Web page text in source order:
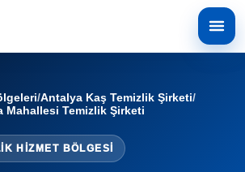
/Antalya Kaş Temizlik Şirketi/
Mahallesi Temizlik Şirketi
HIZMET BÖLGESI